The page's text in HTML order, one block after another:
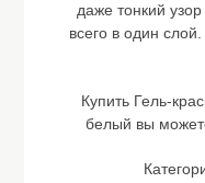
даже тонкий
всего в один
Купить Гель-
белый вы